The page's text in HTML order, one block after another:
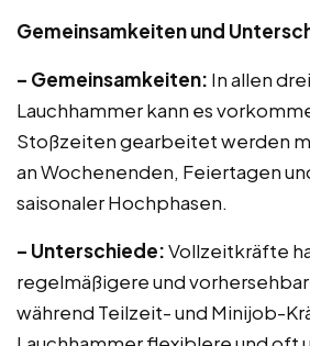
Gemeinsamkeiten und
– Gemeinsamkeiten: In allen
Lauchhammer kann es
Stoßzeiten gearbeitet werden
an Wochenenden, Feiertagen
saisonaler Hochphasen.
– Unterschiede:Vollzeitkräfte
regelmäßigere und
während Teilzeit- und Minijob-